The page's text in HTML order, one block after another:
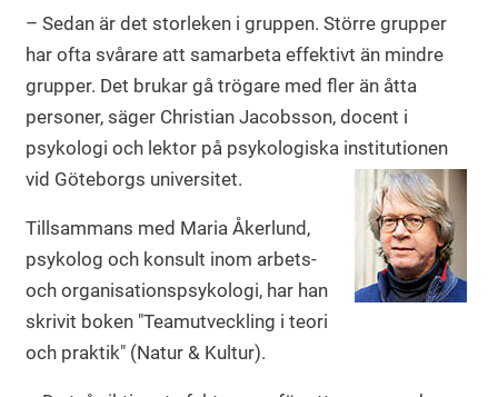
– Sedan är det storleken i gruppen. Större grupper
har ofta svårare att samarbeta effektivt än mindre
grupper. Det brukar gå trögare med fler än åtta
personer, säger Christian Jacobsson, docent i
psykologi och lektor på psykologiska institutionen
vid Göteborgs universitet.
Tillsammans med Maria Åkerlund,
psykolog och konsult inom arbets-
och organisationspsykologi, har han
skrivit boken "Teamutveckling i teori
och praktik" (Natur & Kultur).